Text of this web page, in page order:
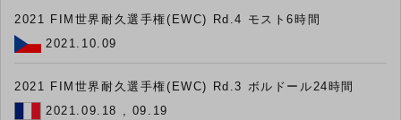
2021 FIM世界耐久選手権(EWC) Rd.4 モスト6時間
2021.10.09
2021 FIM世界耐久選手権(EWC) Rd.3 ボルドール24時間
2021.09.18 , 09.19